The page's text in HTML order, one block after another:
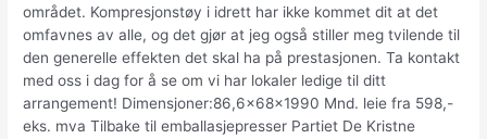
området. Kompresjonstøy i idrett har ikke kommet dit at det
omfavnes av alle, og det gjør at jeg også stiller meg tvilende til
den generelle effekten det skal ha på prestasjonen. Ta kontakt
med oss i dag for å se om vi har lokaler ledige til ditt
arrangement! Dimensjoner:86,6x68x1990 Mnd. leie fra 598,-
eks. mva Tilbake til emballasjepresser Partiet De Kristne